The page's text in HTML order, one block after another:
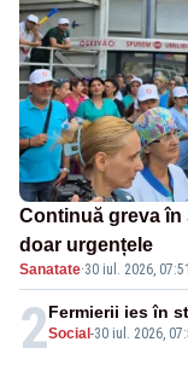
Continuă greva în
doar urgențele
Sanatate·30 iul. 2026, 07:51
2Social -30 iul. 2026,
Fermierii ies în